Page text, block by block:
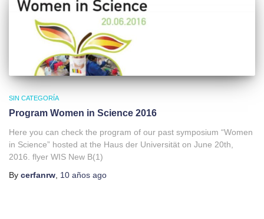
SIN CATEGORÍA
Program Women in Science 2016
Here you can check the program of our past symposium “Women
in Science” hosted at the Haus der Universität on June 20th,
2016. flyer WIS New B(1)
By cerfanrw, 10 años ago